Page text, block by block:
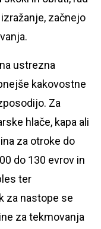
začnejo
ustrezna
kakovostne
Za
hlače, kapa ali
za otroke do
do 130 evrov in
ter
za nastope se
za tekmovanja